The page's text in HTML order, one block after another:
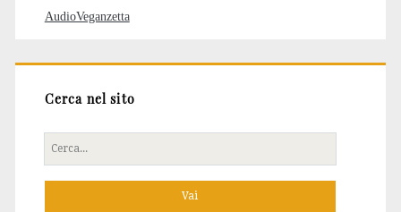
AudioVeganzetta
Cerca nel sito
Cerca
per: